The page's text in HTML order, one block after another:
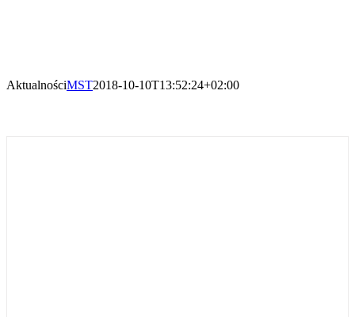
AktualnościMST2018-10-10T13:52:24+02:00